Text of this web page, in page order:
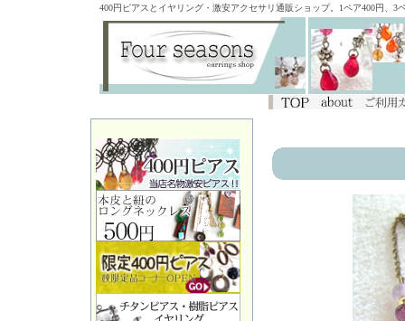
400円ピアスとイヤリング・激安アクセサリ通販ショップ。1ペア400円、